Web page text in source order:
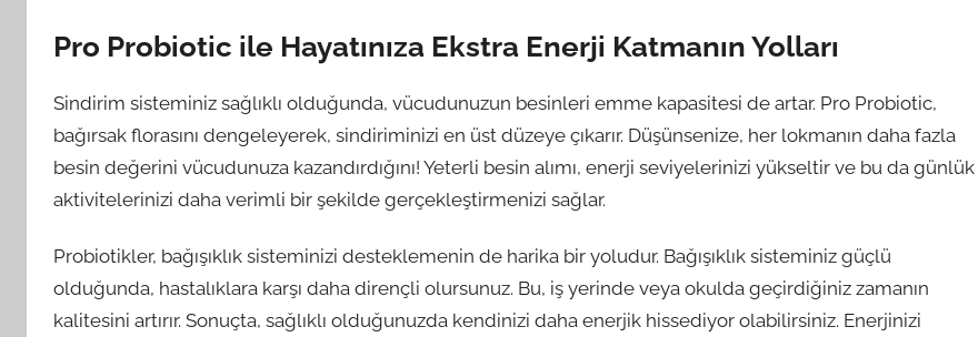
Pro Probiotic ile Hayatınıza Ekstra Enerji Katmanın Yolları
Sindirim sisteminiz sağlıklı olduğunda, vücudunuzun besinleri emme kapasitesi de artar. Pro Probiotic,
bağırsak florasını dengeleyerek, sindiriminizi en üst düzeye çıkarır. Düşünsenize, her lokmanın daha fazla
besin değerini vücudunuza kazandırdığını! Yeterli besin alımı, enerji seviyelerinizi yükseltir ve bu da günlük
aktivitelerinizi daha verimli bir şekilde gerçekleştirmenizi sağlar.
Probiotikler, bağışıklık sisteminizi desteklemenin de harika bir yoludur. Bağışıklık sisteminiz güçlü
olduğunda, hastalıklara karşı daha dirençli olursunuz. Bu, iş yerinde veya okulda geçirdiğiniz zamanın
kalitesini artırır. Sonuçta, sağlıklı olduğunuzda kendinizi daha enerjik hissediyor olabilirsiniz. Enerjinizi